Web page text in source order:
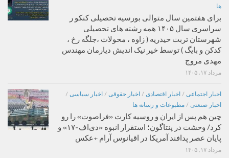
ها
برای هفتمین سال متوالی بورسیه تحصیلی کنکو ر
سراسری سال ۱۴۰۵ همه رشته های تحصیلی
شهرستان تربت حیدریه ( زاوه ، محولات ،جلگه رخ ،
کدکن و بایگ ) توسط خیر نیک اندیش دیارمان مهندس
مهدی مروج
مرداد ۱۷, ۱۴۰۵
اخبار اجتماعی / اخبار اقتصادی / اخبار حقوقی / اخبار سیاسی /
اخبار صنعتی / مطبوعات و رسانه ها
چین هم پس از ایران و روسیه کارت «فراصوت» را رو
کرد/ وحشت در پنتاگون؛ استقرار انبوه «دی‌اف‑۱۷» و
پایان عصر پدافند آمریکا در اقیانوس آرام +عکس
مرداد ۱۷, ۱۴۰۵